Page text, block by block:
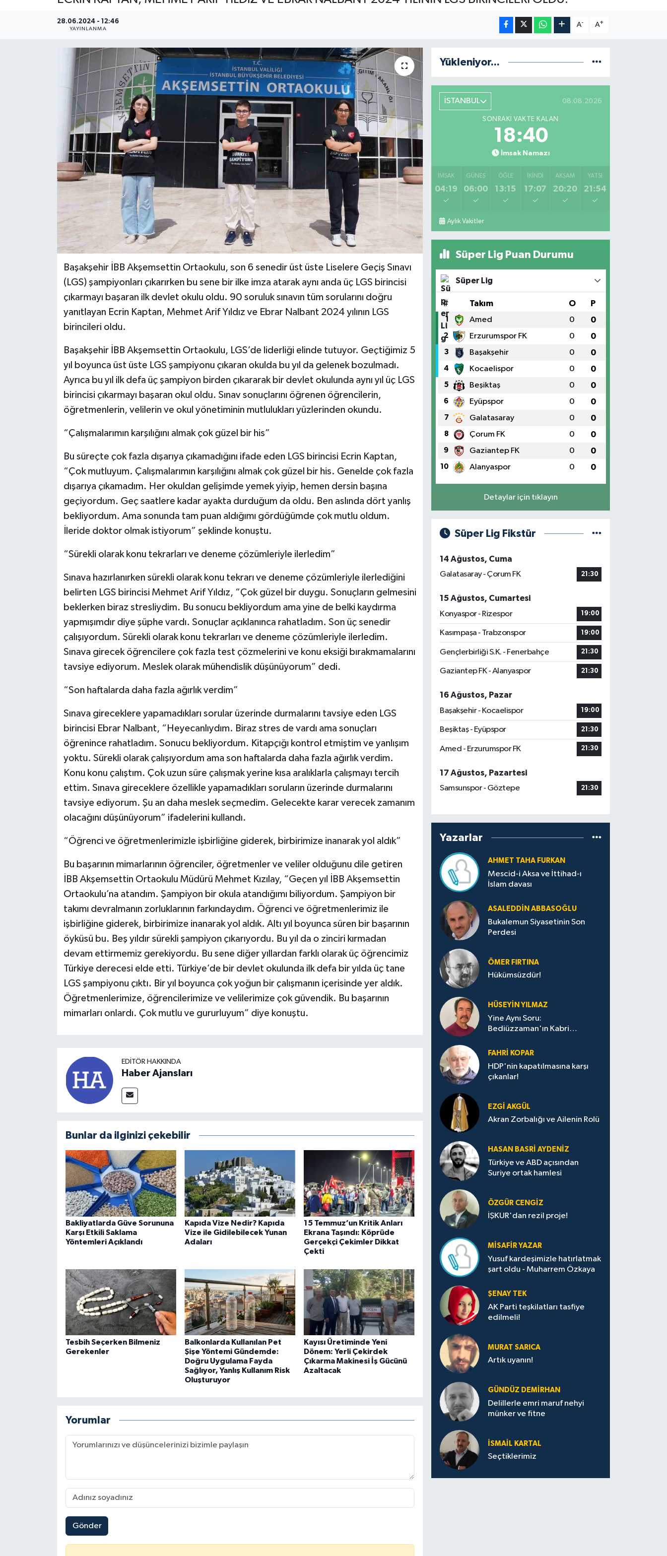
28.06.2024 - 12:46
YAYINLANMA
A- A+
Başakşehir İBB Akşemsettin Ortaokulu, son 6 senedir üst üste Liselere Geçiş Sınavı
(LGS) şampiyonları çıkarırken bu sene bir ilke imza atarak aynı anda üç LGS birincisi
çıkarmayı başaran ilk devlet okulu oldu. 90 soruluk sınavın tüm sorularını doğru
yanıtlayan Ecrin Kaptan, Mehmet Arif Yıldız ve Ebrar Nalbant 2024 yılının LGS
birincileri oldu.
Başakşehir İBB Akşemsettin Ortaokulu, LGS’de liderliği elinde tutuyor. Geçtiğimiz 5
yıl boyunca üst üste LGS şampiyonu çıkaran okulda bu yıl da gelenek bozulmadı.
Ayrıca bu yıl ilk defa üç şampiyon birden çıkararak bir devlet okulunda aynı yıl üç LGS
birincisi çıkarmayı başaran okul oldu. Sınav sonuçlarını öğrenen öğrencilerin,
öğretmenlerin, velilerin ve okul yönetiminin mutlulukları yüzlerinden okundu.
“Çalışmalarımın karşılığını almak çok güzel bir his”
Bu süreçte çok fazla dışarıya çıkamadığını ifade eden LGS birincisi Ecrin Kaptan,
“Çok mutluyum. Çalışmalarımın karşılığını almak çok güzel bir his. Genelde çok fazla
dışarıya çıkamadım. Her okuldan gelişimde yemek yiyip, hemen dersin başına
geçiyordum. Geç saatlere kadar ayakta durduğum da oldu. Ben aslında dört yanlış
bekliyordum. Ama sonunda tam puan aldığımı gördüğümde çok mutlu oldum.
İleride doktor olmak istiyorum” şeklinde konuştu.
“Sürekli olarak konu tekrarları ve deneme çözümleriyle ilerledim”
Sınava hazırlanırken sürekli olarak konu tekrarı ve deneme çözümleriyle ilerlediğini
belirten LGS birincisi Mehmet Arif Yıldız, “Çok güzel bir duygu. Sonuçların gelmesini
beklerken biraz stresliydim. Bu sonucu bekliyordum ama yine de belki kaydırma
yapmışımdır diye şüphe vardı. Sonuçlar açıklanınca rahatladım. Son üç senedir
çalışıyordum. Sürekli olarak konu tekrarları ve deneme çözümleriyle ilerledim.
Sınava girecek öğrencilere çok fazla test çözmelerini ve konu eksiği bırakmamalarını
tavsiye ediyorum. Meslek olarak mühendislik düşünüyorum” dedi.
“Son haftalarda daha fazla ağırlık verdim”
Sınava gireceklere yapamadıkları sorular üzerinde durmalarını tavsiye eden LGS
birincisi Ebrar Nalbant, “Heyecanlıydım. Biraz stres de vardı ama sonuçları
öğrenince rahatladım. Sonucu bekliyordum. Kitapçığı kontrol etmiştim ve yanlışım
yoktu. Sürekli olarak çalışıyordum ama son haftalarda daha fazla ağırlık verdim.
Konu konu çalıştım. Çok uzun süre çalışmak yerine kısa aralıklarla çalışmayı tercih
ettim. Sınava gireceklere özellikle yapamadıkları soruların üzerinde durmalarını
tavsiye ediyorum. Şu an daha meslek seçmedim. Gelecekte karar verecek zamanım
olacağını düşünüyorum” ifadelerini kullandı.
“Öğrenci ve öğretmenlerimizle işbirliğine giderek, birbirimize inanarak yol aldık”
Bu başarının mimarlarının öğrenciler, öğretmenler ve veliler olduğunu dile getiren
İBB Akşemsettin Ortaokulu Müdürü Mehmet Kızılay, “Geçen yıl İBB Akşemsettin
Ortaokulu’na atandım. Şampiyon bir okula atandığımı biliyordum. Şampiyon bir
takımı devralmanın zorluklarının farkındaydım. Öğrenci ve öğretmenlerimiz ile
işbirliğine giderek, birbirimize inanarak yol aldık. Altı yıl boyunca süren bir başarının
öyküsü bu. Beş yıldır sürekli şampiyon çıkarıyordu. Bu yıl da o zinciri kırmadan
devam ettirmemiz gerekiyordu. Bu sene diğer yıllardan farklı olarak üç öğrencimiz
Türkiye derecesi elde etti. Türkiye’de bir devlet okulunda ilk defa bir yılda üç tane
LGS şampiyonu çıktı. Bir yıl boyunca çok yoğun bir çalışmanın içerisinde yer aldık.
Öğretmenlerimize, öğrencilerimize ve velilerimize çok güvendik. Bu başarının
mimarları onlardı. Çok mutlu ve gururluyum” diye konuştu.
EDITÖR HAKKINDA
Haber Ajansları
Bunlar da ilginizi çekebilir
Bakliyatlarda Güve Sorununa
Karşı Etkili Saklama
Yöntemleri Açıklandı
Kapıda Vize Nedir? Kapıda
Vize ile Gidilebilecek Yunan
Adaları
15 Temmuz’un Kritik Anları
Ekrana Taşındı: Köprüde
Gerçekçi Çekimler Dikkat
Çekti
Tesbih Seçerken Bilmeniz
Gerekenler
Balkonlarda Kullanılan Pet
Şişe Yöntemi Gündemde:
Doğru Uygulama Fayda
Sağlıyor, Yanlış Kullanım Risk
Oluşturuyor
Kayısı Üretiminde Yeni
Dönem: Yerli Çekirdek
Çıkarma Makinesi İş Gücünü
Azaltacak
Yorumlar
Gönder
Yükleniyor...
İSTANBUL 08.08.2026
SONRAKI VAKTE KALAN
18:39
İmsak Namazı
İMSAK
04:19
GÜNEŞ
06:00
ÖĞLE
13:15
İKINDI
17:07
AKŞAM
20:20
YATSI
21:54
Aylık Vakitler
Süper Lig Puan Durumu
Süper Lig
# Takım O P
1 Amed 0 0
2 Erzurumspor FK 0 0
3 Başakşehir 0 0
4 Kocaelispor 0 0
5 Beşiktaş 0 0
6 Eyüpspor 0 0
7 Galatasaray 0 0
8 Çorum FK 0 0
9 Gaziantep FK 0 0
10 Alanyaspor 0 0
Detaylar için tıklayın
Süper Lig Fikstür
14 Ağustos, Cuma
Galatasaray - Çorum FK
21:30
15 Ağustos, Cumartesi
Konyaspor - Rizespor
19:00
Kasımpaşa - Trabzonspor 19:00
Gençlerbirliği S.K. - Fenerbahçe 21:30
Gaziantep FK - Alanyaspor 21:30
16 Ağustos, Pazar
Başakşehir - Kocaelispor
19:00
Beşiktaş - Eyüpspor 21:30
Amed - Erzurumspor FK 21:30
17 Ağustos, Pazartesi
Samsunspor - Göztepe
21:30
Yazarlar
AHMET TAHA FURKAN
Mescid-i Aksa ve İttihad-ı
İslam davası
ASALEDDIN ABBASOĞLU
Bukalemun Siyasetinin Son
Perdesi
ÖMER FIRTINA
Hükümsüzdür!
HÜSEYIN YILMAZ
Yine Aynı Soru:
Bediüzzaman'ın Kabri
FAHRI KOPAR
HDP'nin kapatılmasına karşı
çıkanlar!
EZGI AKGÜL
Akran Zorbalığı ve Ailenin Rolü
HASAN BASRI AYDENIZ
Türkiye ve ABD açısından
Suriye ortak hamlesi
ÖZGÜR CENGIZ
İŞKUR'dan rezil proje!
MISAFIR YAZAR
Yusuf kardeşimizle hatırlatmak
şart oldu - Muharrem Özkaya
ŞENAY TEK
AK Parti teşkilatları tasfiye
edilmeli!
MURAT SARICA
Artık uyanın!
GÜNDÜZ DEMIRHAN
Delillerle emri maruf nehyi
münker ve fitne
İSMAIL KARTAL
Seçtiklerimiz